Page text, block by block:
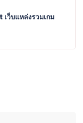
ว็บแหล่งรวมเกม